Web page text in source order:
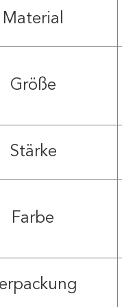
Material
Größe
Stärke
Farbe